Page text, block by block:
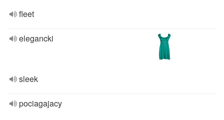
fleet
elegancki
sleek
pociagajacy